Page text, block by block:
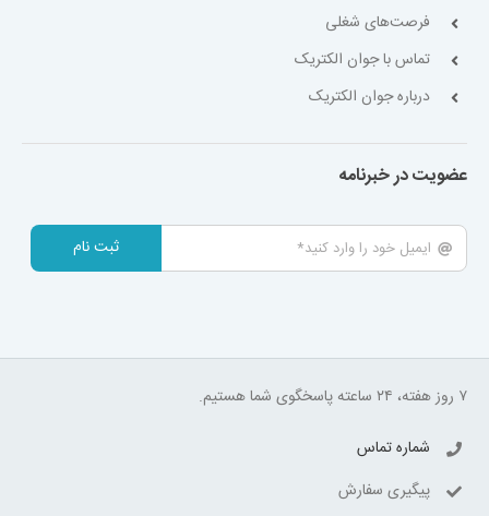
فرصت‌های شغلی
تماس با جوان الکتریک
درباره جوان الکتریک
عضویت در خبرنامه
ثبت نام
۷ روز هفته، ۲۴ ساعته پاسخگوی شما هستیم.
شماره تماس
پیگیری سفارش